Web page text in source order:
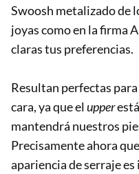
Swoosh metalizado de
joyas como en la firma
claras tus preferencias.
Resultan perfectas
cara, ya que el upperestá
mantendrá nuestros
Precisamente ahora
apariencia de serraje es